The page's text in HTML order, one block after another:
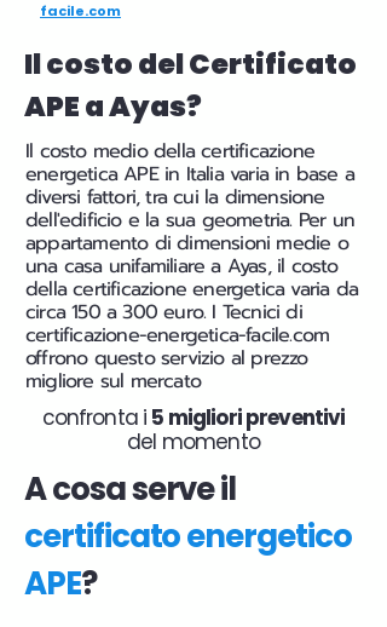
facile.com
Il costo del Certificato
APE a Ayas?
Il costo medio della certificazione
energetica APE in Italia varia in base a
diversi fattori, tra cui la dimensione
dell'edificio e la sua geometria. Per un
appartamento di dimensioni medie o
una casa unifamiliare a Ayas, il costo
della certificazione energetica varia da
circa 150 a 300 euro. I Tecnici di
certificazione-energetica-facile.com
offrono questo servizio al prezzo
migliore sul mercato
confronta i 5 migliori preventivi
del momento
A cosa serve il
certificato energetico
APE?